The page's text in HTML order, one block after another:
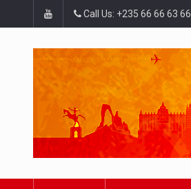
Call Us: +235 66 66 63 66